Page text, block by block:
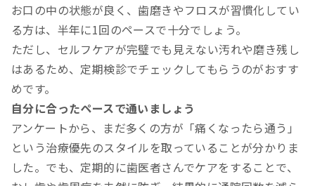
お口の中の状態が良く、歯磨きやフロスが習慣化してい
る方は、半年に1回のペースで十分でしょう。
ただし、セルフケアが完璧でも見えない汚れや磨き残し
はあるため、定期検診でチェックしてもらうのがおすす
めです。
自分に合ったペースで通いましょう
アンケートから、まだ多くの方が「痛くなったら通う」
という治療優先のスタイルを取っていることが分かりま
した。でも、定期的に歯医者さんでケアをすることで、